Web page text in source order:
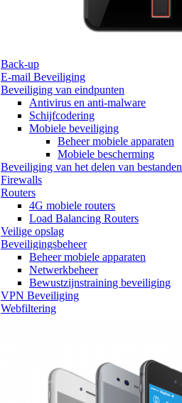
Back-up
E-mail Beveiliging
Beveiliging van eindpunten
Antivirus en anti-malware
Schijfcodering
Mobiele beveiliging
Beheer mobiele apparaten
Mobiele bescherming
Beveiliging van het delen van bestanden
Firewalls
Routers
4G mobiele routers
Load Balancing Routers
Veilige opslag
Beveiligingsbeheer
Beheer mobiele apparaten
Netwerkbeheer
Bewustzijnstraining beveiliging
VPN Beveiliging
Webfiltering